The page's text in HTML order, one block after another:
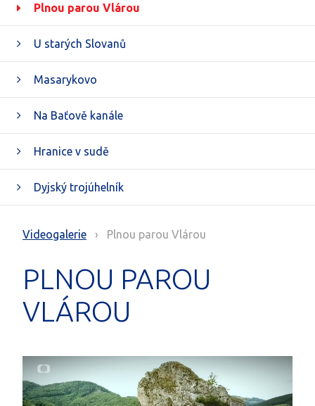
Plnou parou Vlárou
U starých Slovanů
Masarykovo
Na Baťově kanále
Hranice v sudě
Dyjský trojúhelník
Videogalerie › Plnou parou Vlárou
PLNOU PAROU
VLÁROU